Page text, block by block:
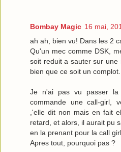
Bombay Magic 16 mai,
ah ah, bien vu! Dans les 2
Qu'un mec comme DSK,
soit reduit a sauter sur
bien que ce soit un complot.
Je n'ai pas vu passer la
commande une call-girl,
,'elle dit non mais en fait
retard, et alors, il aurait pu
en la prenant pour la call
Apres tout, pourquoi pas ?